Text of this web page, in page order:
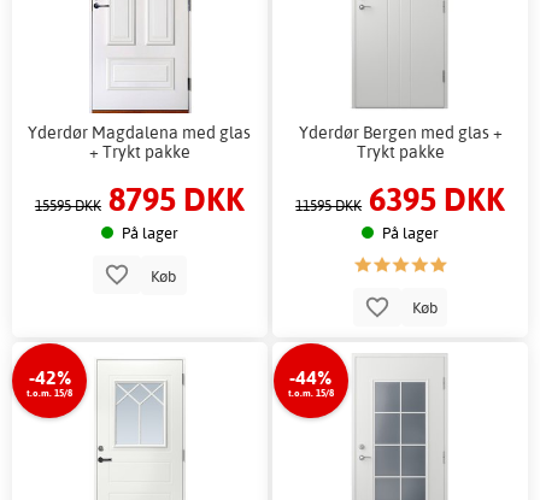
Yderdør Magdalena med glas
+ Trykt pakke
15595 DKK 8795 DKK
På lager
Køb
Yderdør Bergen med glas +
Trykt pakke
11595 DKK 6395 DKK
På lager
Køb
-42%
t.o.m. 15/8
-44%
t.o.m. 15/8